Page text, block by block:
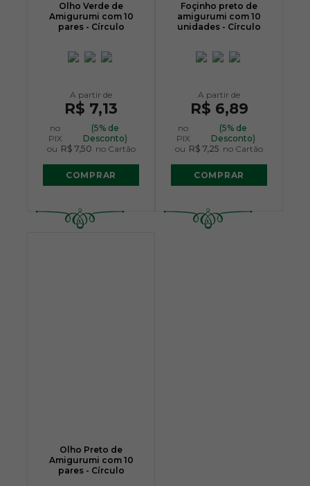
Olho Verde de
Amigurumi com 10
pares - Círculo
R$ 7,13
no
PIX
(5% de
Desconto)
ou R$ 7,50 no Cartão
COMPRAR
Foçinho preto de
amigurumi com 10
unidades - Círculo
R$ 6,89
no
PIX
(5% de
Desconto)
ou R$ 7,25 no Cartão
COMPRAR
Olho Preto de
Amigurumi com 10
pares - Círculo